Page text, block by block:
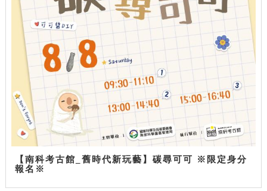
【南科考古館_舊時代新玩藝】碳尋可可 ※限定身分
報名※